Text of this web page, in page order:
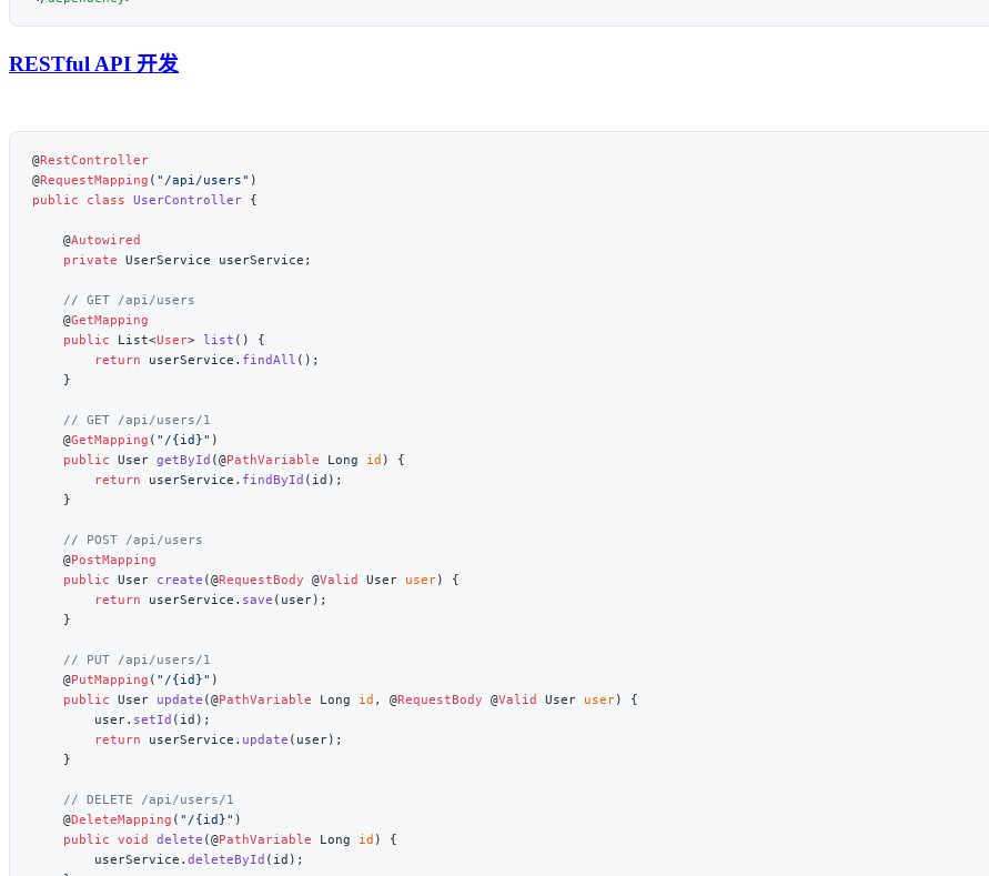
RESTful API 开发
@
@RequestMapping ( "/api/users"
public class UserController
    @
    private
    @
    public
List<User> list
        return
userService. findAll
    @
GetMapping ( "/{id}"
    public
User getById (@PathVariable Long id
        return
userService. findById
    @
    public
User create (@RequestBody @Valid User user
        return
userService. save
    @
PutMapping ( "/{id}"
    public
User update (@PathVariable Long id , @RequestBody @Valid User user
        user.
setId
        return
userService. update
    @
DeleteMapping ( "/{id}"
    public
void delete (@PathVariable Long id
        userService.
deleteById